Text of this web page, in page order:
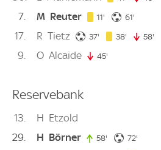
7 M Reuter 11' 11. minute
61'
17 R Tietz 37' 37. minute
38' 38. minute
58'
9 O Alcaide 45'
Reservebank
13 H Etzold
29
H Börner 58' 58. minute
72'